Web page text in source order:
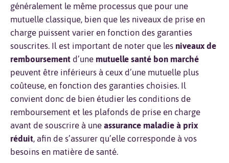
généralement le même processus que pour une
mutuelle classique, bien que les niveaux de prise en
charge puissent varier en fonction des garanties
souscrites. Il est important de noter que les niveaux de
remboursement d’une mutuelle santé bon marché
peuvent être inférieurs à ceux d’une mutuelle plus
coûteuse, en fonction des garanties choisies. Il
convient donc de bien étudier les conditions de
remboursement et les plafonds de prise en charge
avant de souscrire à une assurance maladie à prix
réduit, afin de s’assurer qu’elle corresponde à vos
besoins en matière de santé.